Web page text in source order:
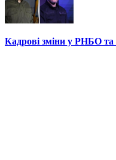
Кадрові зміни у РНБО та